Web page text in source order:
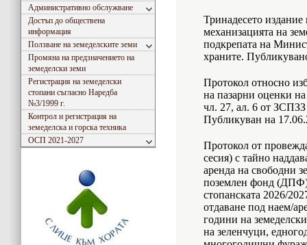
Административно обслужване
Достъп до обществена
информация
Ползване на земеделските земи
Промяна на предзначението на
земеделски земи
Регистрация на земеделски
стопани съгласно Наредба
№3/1999 г.
Контрол и регистрация на
земеделска и горска техника
ОСП 2021-2027
Тринадесето
механизацията на
подкрепата на
храните.
Протокол относно
на пазарни оценки
чл. 27, ал. 6 от
Публикуван на
Протокол от
сесия) с тайно
аренда на свободни
поземлен фонд (ДПФ)
стопанската 2026/
отдаване под наем/
години на
на зеленчуци,